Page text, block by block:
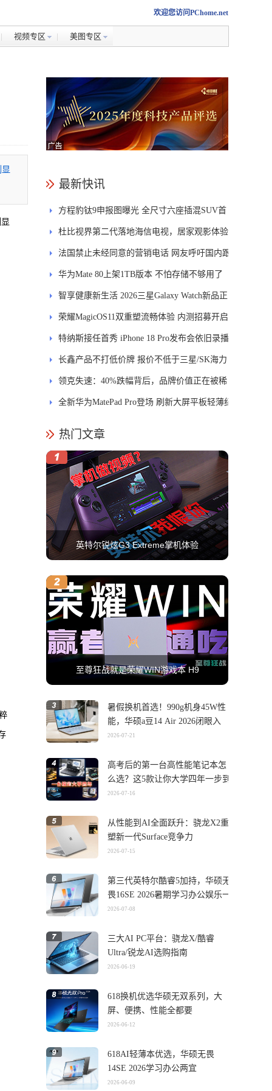
欢迎您访问PChome.net
视频专区 美图专区
显
最新快讯
方程豹钛9申报图曝光 全尺寸六座插混SUV首
发DMS
杜比视界第二代落地海信电视，居家观影体验
能迎来哪些升级？
法国禁止未经同意的营销电话 网友呼吁国内跟
进
华为Mate 80上架1TB版本 不怕存储不够用了
智享健康新生活 2026三星Galaxy Watch新品正
式开售
荣耀MagicOS11双重塑流畅体验 内测招募开启
特纳斯接任首秀 iPhone 18 Pro发布会依旧录播
长鑫产品不打低价牌 报价不低于三星/SK海力
士
领克失速：40%跌幅背后，品牌价值正在被稀
释
全新华为MatePad Pro登场 刷新大屏平板轻薄纪
热门文章
英特尔锐炫G3 Extreme掌机体验
至尊狂战就是荣耀WIN游戏本 H9
暑假换机首选！990g机身45W性
能，华硕a豆14 Air 2026闭眼入
2026-07-21
高考后的第一台高性能笔记本怎
么选？这5款让你大学四年一步到
位
2026-07-16
从性能到AI全面跃升：骁龙X2重
塑新一代Surface竞争力
2026-07-15
第三代英特尔酷睿5加持，华硕无
畏16SE 2026暑期学习办公娱乐一
机搞定
2026-07-08
三大AI PC平台：骁龙X/酷睿
Ultra/锐龙AI选购指南
2026-06-19
618换机优选华硕无双系列，大
屏、便携、性能全都要
2026-06-12
618AI轻薄本优选，华硕无畏
14SE 2026学习办公两宜
2026-06-09